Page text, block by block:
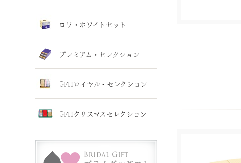
ロワ・ホワイトセット
プレミアム・セレクション
GFHロイヤル・セレクション
GFHクリスマスセレクション